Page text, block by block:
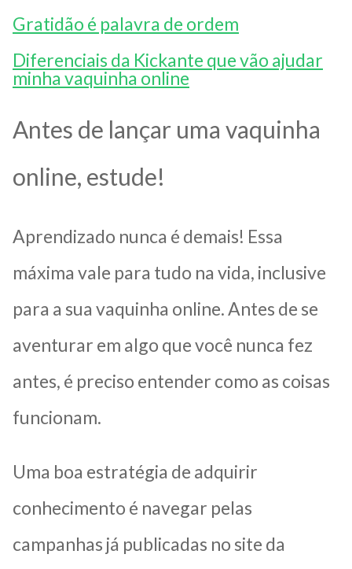
Gratidão é palavra de ordem
Diferenciais da Kickante que vão ajudar
minha vaquinha online
Antes de lançar uma vaquinha
online, estude!
Aprendizado nunca é demais! Essa
máxima vale para tudo na vida, inclusive
para a sua vaquinha online. Antes de se
aventurar em algo que você nunca fez
antes, é preciso entender como as coisas
funcionam.
Uma boa estratégia de adquirir
conhecimento é navegar pelas
campanhas já publicadas no site da